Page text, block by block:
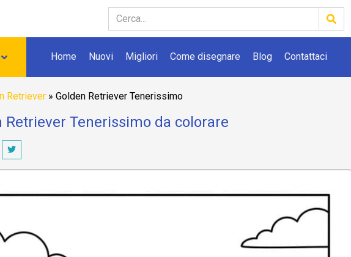
Home Nuovi Migliori Come disegnare Blog Contattaci
Retriever » Golden Retriever Tenerissimo
Retriever Tenerissimo da colorare